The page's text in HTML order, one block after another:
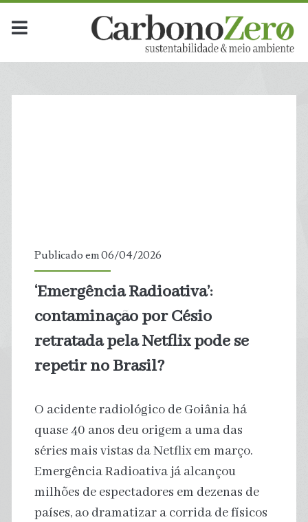
Publicado em 06/04/2026
‘Emergência Radioativa’:
contaminação por Césio
retratada pela Netflix pode se
repetir no Brasil?
O acidente radiológico de Goiânia há
quase 40 anos deu origem a uma das
séries mais vistas da Netflix em março.
Emergência Radioativa já alcançou
milhões de espectadores em dezenas de
países, ao dramatizar a corrida de físicos